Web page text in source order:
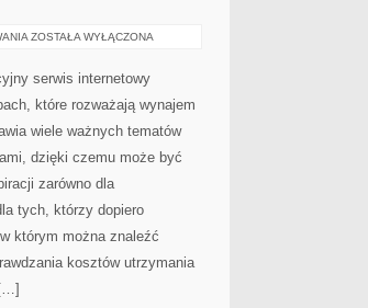
SAMOCHODY
ZOSTAŁA WYŁĄCZONA
serwis internetowy
które rozważają wynajem
wiele ważnych tematów
dzięki czemu może być
zarówno dla
tych, którzy dopiero
którym można znaleźć
kosztów utrzymania